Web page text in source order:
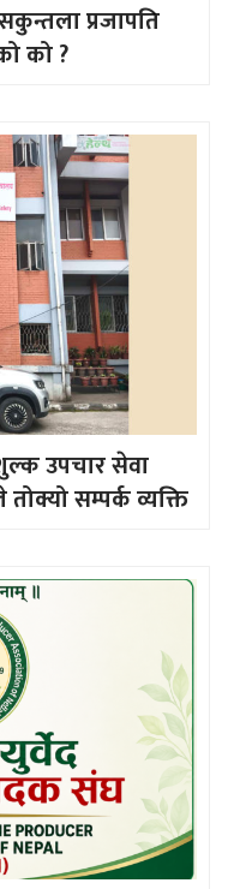
प्रजापति
को ?
उपचार सेवा
सम्पर्क व्यक्ति